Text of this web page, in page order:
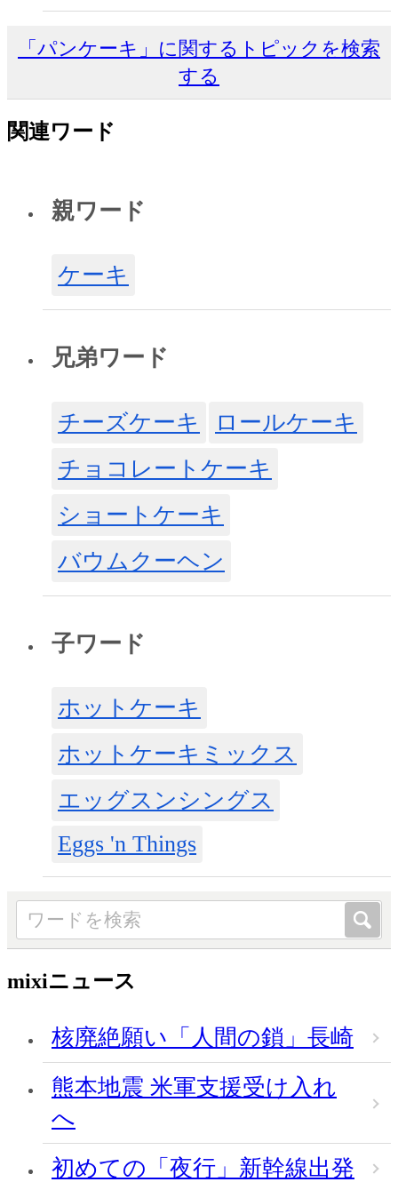
「パンケーキ」に関するトピックを検索
する
関連ワード
親ワード
ケーキ
兄弟ワード
チーズケーキ
ロールケーキ
チョコレートケーキ
ショートケーキ
バウムクーヘン
子ワード
ホットケーキ
ホットケーキミックス
エッグスンシングス
Eggs 'n Things
mixiニュース
核廃絶願い「人間の鎖」長崎
熊本地震 米軍支援受け入れ
へ
初めての「夜行」新幹線出発